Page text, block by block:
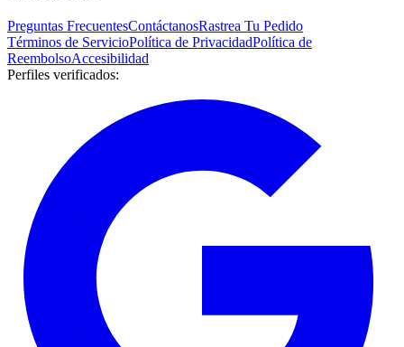
Preguntas FrecuentesContáctanosRastrea Tu Pedido
Términos de ServicioPolítica de PrivacidadPolítica de
ReembolsoAccesibilidad
Perfiles verificados: